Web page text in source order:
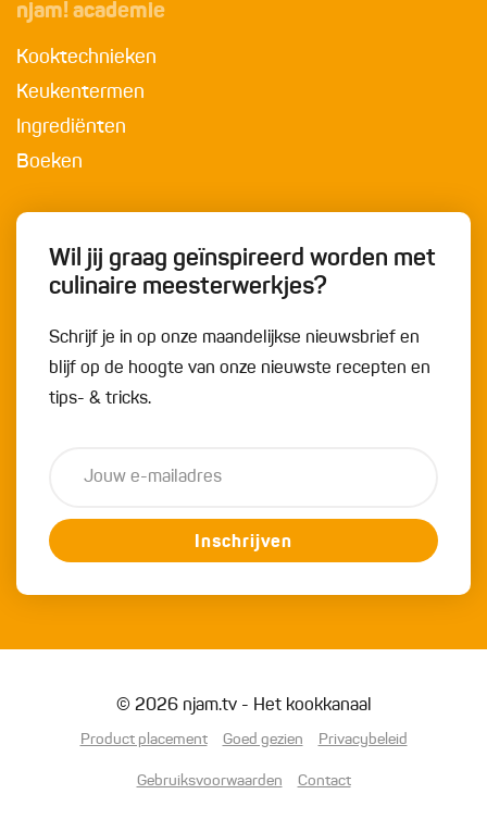
njam! academie
Kooktechnieken
Keukentermen
Ingrediënten
Boeken
Wil jij graag geïnspireerd worden met
culinaire meesterwerkjes?
Schrijf je in op onze maandelijkse nieuwsbrief en
blijf op de hoogte van onze nieuwste recepten en
tips- & tricks.
Inschrijven
© 2026 njam.tv - Het kookkanaal
Product placement Goed gezien Privacybeleid
Gebruiksvoorwaarden Contact